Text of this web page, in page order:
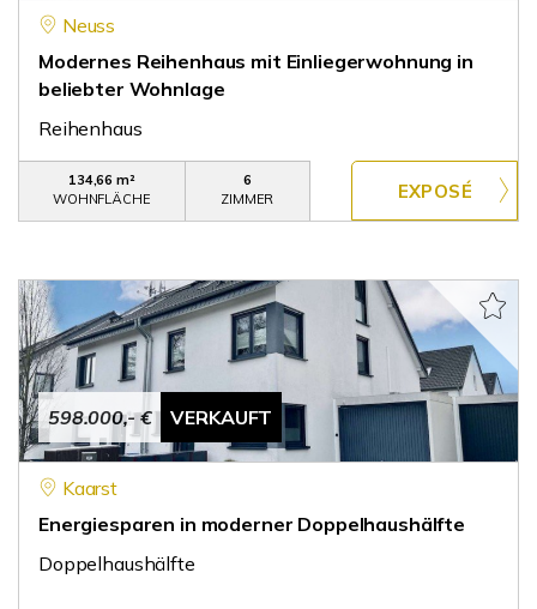
Neuss
Modernes Reihenhaus mit Einliegerwohnung in
beliebter Wohnlage
Reihenhaus
134,66 m²
WOHNFLÄCHE
6
ZIMMER
598.000,- € VERKAUFT
Kaarst
Energiesparen in moderner Doppelhaushälfte
Doppelhaushälfte